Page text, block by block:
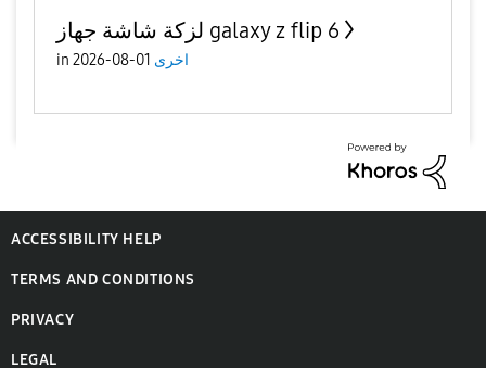
لزكة شاشة جهاز galaxy z flip 6
in اخرى 01-08-2026
ACCESSIBILITY HELP
TERMS AND CONDITIONS
PRIVACY
LEGAL